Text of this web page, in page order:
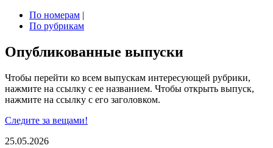
По номерам |
По рубрикам
Опубликованные выпуски
Чтобы перейти ко всем выпускам интересующей рубрики,
нажмите на ссылку с ее названием. Чтобы открыть выпуск,
нажмите на ссылку с его заголовком.
Следите за вещами!
25.05.2026